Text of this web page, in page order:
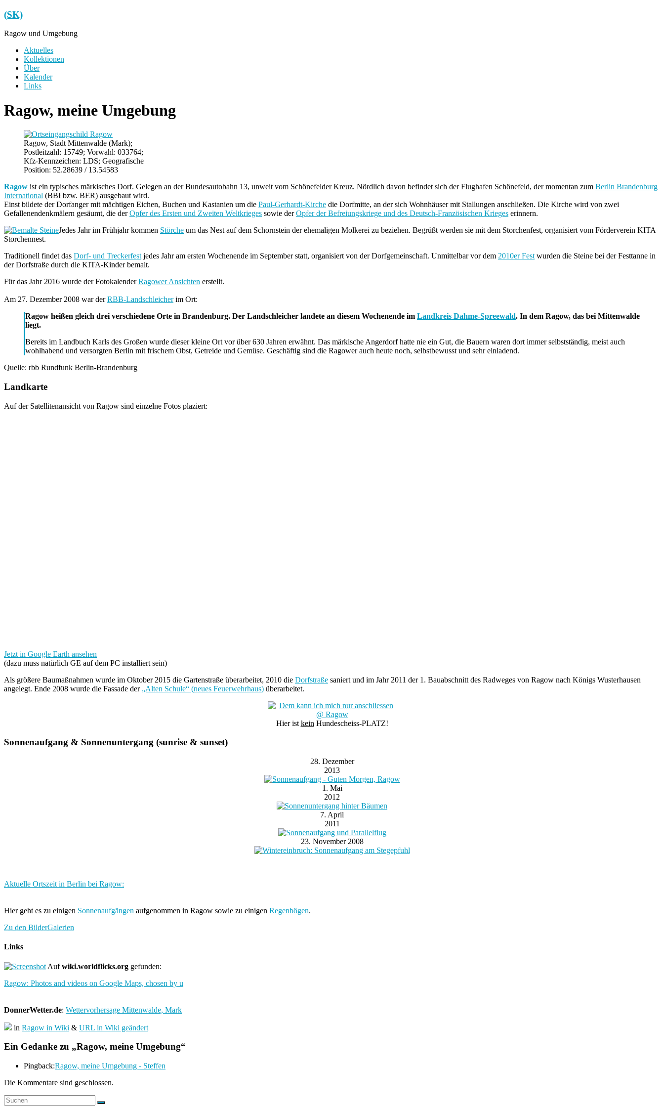
Zum
Inhalt
springen
(SK)
Ragow und Umgebung
Menü
Aktuelles
Kollektionen
Über
Kalender
Links
Ragow, meine Umgebung
Ragow, Stadt Mittenwalde (Mark);
Postleitzahl: 15749; Vorwahl: 033764;
Kfz-Kennzeichen: LDS; Geografische
Position: 52.28639 / 13.54583
Ragow ist ein typisches märkisches Dorf. Gelegen an der Bundesautobahn 13, unweit vom Schönefelder Kreuz. Nördlich davon befindet sich der Flughafen Schönefeld, der momentan zum Berlin Brandenburg
International (BBI bzw. BER) ausgebaut wird.
Einst bildete der Dorfanger mit mächtigen Eichen, Buchen und Kastanien um die Paul-Gerhardt-Kirche die Dorfmitte, an der sich Wohnhäuser mit Stallungen anschließen. Die Kirche wird von zwei
Gefallenendenkmälern gesäumt, die derOpfer des Ersten und Zweiten Weltkrieges sowie derOpfer der Befreiungskriege und des Deutsch-Französischen Krieges erinnern.
Jedes Jahr im Frühjahr kommen Störche um das Nest auf dem Schornstein der ehemaligen Molkerei zu beziehen. Begrüßt werden sie mit dem Storchenfest, organisiert vom Förderverein KITA
Storchennest.
Traditionell findet das Dorf- und Treckerfest jedes Jahr am ersten Wochenende im September statt, organisiert von der Dorfgemeinschaft. Unmittelbar vor dem 2010er Fest wurden die Steine bei der Festtanne in
der Dorfstraße durch die KITA-Kinder bemalt.
Für das Jahr 2016 wurde der FotokalenderRagower Ansichten erstellt.
Am 27. Dezember 2008 war derRBB-Landschleicherim Ort:
Ragow heißen gleich drei verschiedene Orte in Brandenburg. Der Landschleicher landete an diesem Wochenende im Landkreis Dahme-Spreewald. In dem Ragow, das bei Mittenwalde
liegt.
Bereits im Landbuch Karls des Großen wurde dieser kleine Ort vor über 630 Jahren erwähnt. Das märkische Angerdorf hatte nie ein Gut, die Bauern waren dort immer selbstständig, meist auch
wohlhabend und versorgten Berlin mit frischem Obst, Getreide und Gemüse. Geschäftig sind die Ragower auch heute noch, selbstbewusst und sehr einladend.
Quelle: rbb Rundfunk Berlin-Brandenburg
Landkarte
Auf der Satellitenansicht von Ragow sind einzelne Fotos plaziert:
Jetzt in Google Earth ansehen
(dazu muss natürlich GE auf dem PC installiert sein)
Als größere Baumaßnahmen wurde im Oktober 2015 die Gartenstraße überarbeitet, 2010 die Dorfstraße saniert und im Jahr 2011 der 1. Bauabschnitt des Radweges von Ragow nach Königs Wusterhausen
angelegt. Ende 2008 wurde die Fassade der „Alten Schule“ (neues Feuerwehrhaus) überarbeitet.
Hier ist kein Hundescheiss-PLATZ!
Sonnenaufgang & Sonnenuntergang (sunrise & sunset)
28. Dezember
2013
1. Mai
2012
7. April
2011
23. November 2008
Aktuelle Ortszeit in Berlin bei Ragow:
Hier geht es zu einigen Sonnenaufgängen aufgenommen in Ragow sowie zu einigen Regenbögen.
Zu den BilderGalerien
Links
Aufwiki.worldflicks.org gefunden:
Ragow: Photos and videos on Google Maps, chosen by u
DonnerWetter.de: Wettervorhersage Mittenwalde, Mark
in Ragow in Wiki & URL in Wiki geändert
Ein Gedanke zu „Ragow, meine Umgebung“
Pingback:Ragow, meine Umgebung - Steffen
Die Kommentare sind geschlossen.